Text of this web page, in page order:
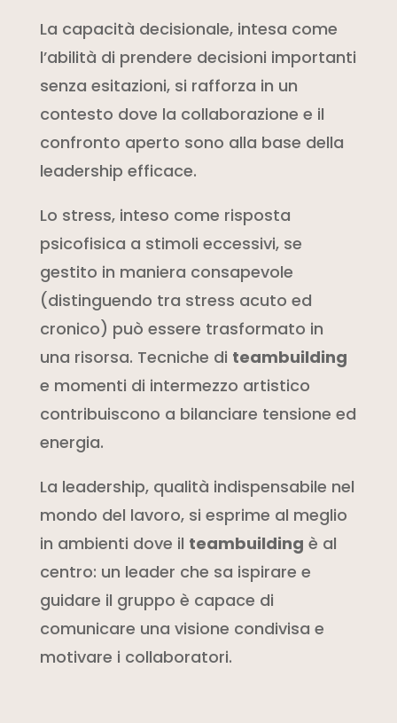
La capacità decisionale, intesa come
l’abilità di prendere decisioni importanti
senza esitazioni, si rafforza in un
contesto dove la collaborazione e il
confronto aperto sono alla base della
leadership efficace.
Lo stress, inteso come risposta
psicofisica a stimoli eccessivi, se
gestito in maniera consapevole
(distinguendo tra stress acuto ed
cronico) può essere trasformato in
una risorsa. Tecniche di teambuilding
e momenti di intermezzo artistico
contribuiscono a bilanciare tensione ed
energia.
La leadership, qualità indispensabile nel
mondo del lavoro, si esprime al meglio
in ambienti dove il teambuilding è al
centro: un leader che sa ispirare e
guidare il gruppo è capace di
comunicare una visione condivisa e
motivare i collaboratori.